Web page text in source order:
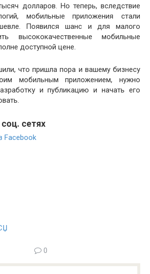
долларов. Но теперь, вследствие
мобильные приложения стали
Появился шанс и для малого
высококачественные мобильные
доступной цене.
что пришла пора и вашему бизнесу
мобильным приложением, нужно
и публикацию и начать его
сетях
0